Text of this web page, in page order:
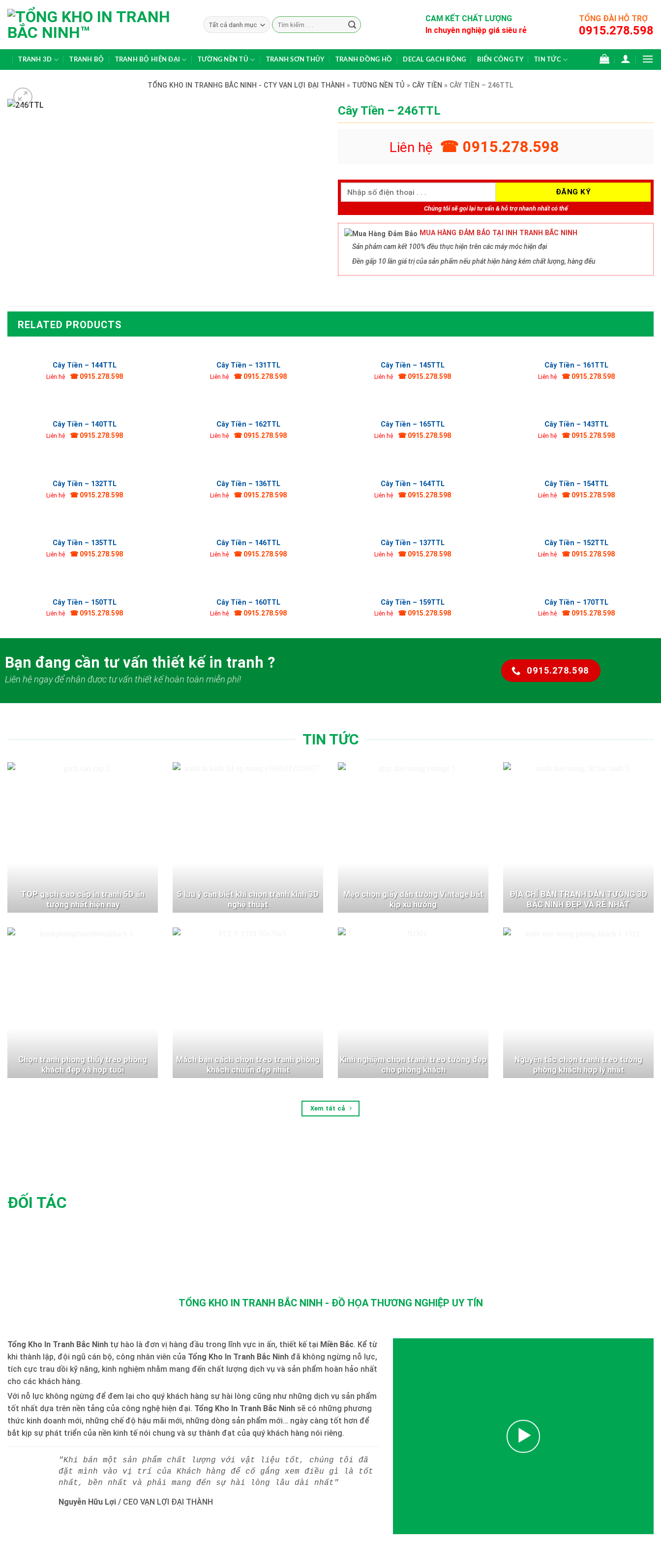
to
content
Search
for:
CAM KẾT CHẤT LƯỢNG
In chuyên nghiệp giá siêu rẻ
TỔNG ĐÀI HỖ TRỢ
0915.278.598
TRANH 3D TRANH BỘ TRANH BỘ HIỆN ĐẠI TƯỜNG NỀN TỦ TRANH SƠN THỦY TRANH ĐỒNG HỒ DECAL GẠCH BÔNG BIỂN CÔNG TY TIN TỨC
TỔNG KHO IN TRANHG BẮC NINH - CTY VẠN LỢI ĐẠI THÀNH » TƯỜNG NỀN TỦ » CÂY TIỀN » CÂY TIỀN – 246TTL
Cây Tiền – 246TTL
Liên hệ ☎ 0915.278.598
Chúng tôi sẽ gọi lại tư vấn & hỗ trợ nhanh nhất có thể
MUA HÀNG ĐẢM BẢO TẠI INH TRANH BẮC NINH
Sản phảm cam kết 100% đều thực hiện trên các máy móc hiện đại
Đền gấp 10 lần giá trị của sản phẩm nếu phát hiện hàng kém chất lượng, hàng đểu
RELATED PRODUCTS
Cây Tiền – 144TTL
Liên hệ ☎ 0915.278.598
Cây Tiền – 131TTL
Liên hệ ☎ 0915.278.598
Cây Tiền – 145TTL
Liên hệ ☎ 0915.278.598
Cây Tiền – 161TTL
Liên hệ ☎ 0915.278.598
Cây Tiền – 140TTL
Liên hệ ☎ 0915.278.598
Cây Tiền – 162TTL
Liên hệ ☎ 0915.278.598
Cây Tiền – 165TTL
Liên hệ ☎ 0915.278.598
Cây Tiền – 143TTL
Liên hệ ☎ 0915.278.598
Cây Tiền – 132TTL
Liên hệ ☎ 0915.278.598
Cây Tiền – 136TTL
Liên hệ ☎ 0915.278.598
Cây Tiền – 164TTL
Liên hệ ☎ 0915.278.598
Cây Tiền – 154TTL
Liên hệ ☎ 0915.278.598
Cây Tiền – 135TTL
Liên hệ ☎ 0915.278.598
Cây Tiền – 146TTL
Liên hệ ☎ 0915.278.598
Cây Tiền – 137TTL
Liên hệ ☎ 0915.278.598
Cây Tiền – 152TTL
Liên hệ ☎ 0915.278.598
Cây Tiền – 150TTL
Liên hệ ☎ 0915.278.598
Cây Tiền – 160TTL
Liên hệ ☎ 0915.278.598
Cây Tiền – 159TTL
Liên hệ ☎ 0915.278.598
Cây Tiền – 170TTL
Liên hệ ☎ 0915.278.598
Bạn đang cần tư vấn thiết kế in tranh ?
Liên hệ ngay để nhận được tư vấn thiết kế hoàn toàn miễn phí!
0915.278.598
TIN TỨC
TOP gạch cao cấp in tranh 5D ấn
tượng nhất hiện nay
5 lưu ý cần biết khi chọn tranh kính 3D
nghệ thuật
Mẹo chọn giấy dán tường Vintage bắt
kịp xu hướng
ĐỊA CHỈ BÁN TRANH DÁN TƯỜNG 3D
BẮC NINH ĐẸP VÀ RẺ NHẤT
Chọn tranh phong thủy treo phòng
khách đẹp và hợp tuổi
Mách bạn cách chọn treo tranh phòng
khách chuẩn đẹp nhất
Kinh nghiệm chọn tranh treo tường đẹp
cho phòng khách
Nguyên tắc chọn tranh treo tường
phòng khách hợp lý nhất
Xem tất cả
ĐỐI TÁC
TỔNG KHO IN TRANH BẮC NINH - ĐỒ HỌA THƯƠNG NGHIỆP UY TÍN
Tổng Kho In Tranh Bắc Ninh tự hào là đơn vị hàng đầu trong lĩnh vực in ấn, thiết kế tại Miền Bắc. Kể từ
khi thành lập, đội ngũ cán bộ, công nhân viên của Tổng Kho In Tranh Bắc Ninh đã không ngừng nỗ lực,
tích cực trau dồi kỹ năng, kinh nghiệm nhằm mang đến chất lượng dịch vụ và sản phẩm hoàn hảo nhất
cho các khách hàng.
Với nỗ lực không ngừng để đem lại cho quý khách hàng sự hài lòng cũng như những dịch vụ sản phẩm
tốt nhất dựa trên nền tảng của công nghệ hiện đại. Tổng Kho In Tranh Bắc Ninh sẽ có những phương
thức kinh doanh mới, những chế độ hậu mãi mới, những dòng sản phẩm mới… ngày càng tốt hơn để
bắt kịp sự phát triển của nền kinh tế nói chung và sự thành đạt của quý khách hàng nói riêng.
"Khi bán một sản phẩm chất lượng với vật liệu tốt, chúng tôi đã
đặt mình vào vị trí của Khách hàng để cố gắng xem điều gì là tốt
nhất, bền nhất và phải mang đến sự hài lòng lâu dài nhất"
Nguyễn Hữu Lợi / CEO VẠN LỢI ĐẠI THÀNH